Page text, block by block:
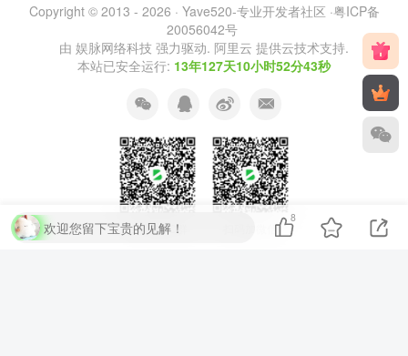
Copyright © 2013 - 2026 · Yave520-专业开发者社区 ·粤ICP备
20056042号
由 娱脉网络科技 强力驱动. 阿里云 提供云技术支持.
本站已安全运行: 13年127天10小时52分44秒
扫码加QQ群 扫码加微信
欢迎您留下宝贵的见解！
8